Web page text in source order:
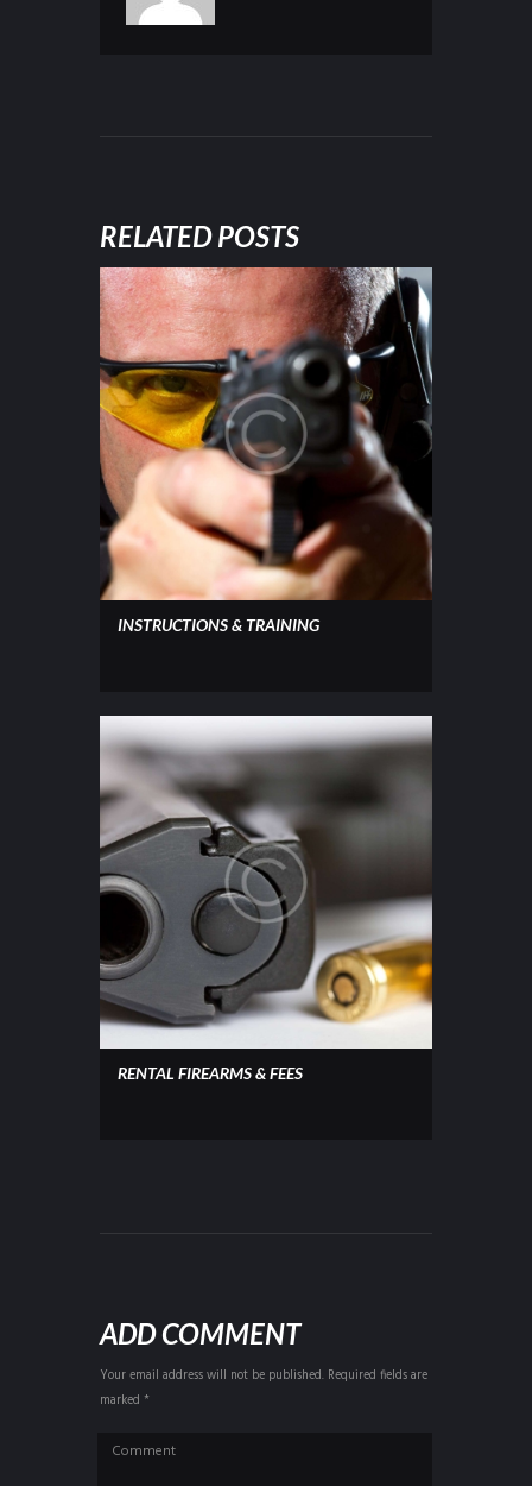
RELATED POSTS
INSTRUCTIONS & TRAINING
RENTAL FIREARMS & FEES
ADD COMMENT
Your email address will not be published. Required fields are
marked *